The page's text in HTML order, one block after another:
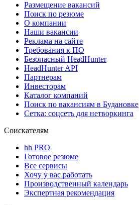
Размещение вакансий
Поиск по резюме
О компании
Наши вакансии
Реклама на сайте
Требования к ПО
Безопасный HeadHunter
HeadHunter API
Партнерам
Инвесторам
Каталог компаний
Поиск по вакансиям в Будановке
Сетка: соцсеть для нетворкинга
Соискателям
hh PRO
Готовое резюме
Все сервисы
Хочу у вас работать
Производственный календарь
Экспертная рекомендация